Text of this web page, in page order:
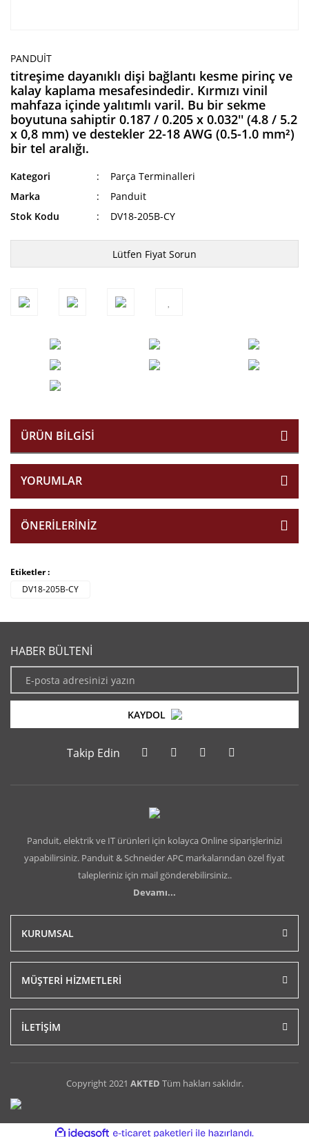
PANDUIT
titreşime dayanıklı dişi bağlantı kesme pirinç ve
kalay kaplama mesafesindedir. Kırmızı vinil
mahfaza içinde yalıtımlı varil. Bu bir sekme
boyutuna sahiptir 0.187 / 0.205 x 0.032'' (4.8 / 5.2
x 0,8 mm) ve destekler 22-18 AWG (0.5-1.0 mm²)
bir tel aralığı.
Kategori
Parça Terminalleri
Marka
Panduit
Stok Kodu
DV18-205B-CY
Lütfen Fiyat Sorun
ÜRÜN BILGISI
YORUMLAR
ÖNERILERINIZ
Etiketler :
DV18-205B-CY
HABER BÜLTENİ
KAYDOL
Takip Edin
Panduit, elektrik ve IT ürünleri için kolayca Online siparişlerinizi
yapabilirsiniz. Panduit & Schneider APC markalarından özel fiyat
talepleriniz için mail gönderebilirsiniz..
Devamı...
KURUMSAL
MÜŞTERİ HİZMETLERİ
İLETİŞİM
Copyright 2021 AKTED Tüm hakları saklıdır.
ideasoft e-